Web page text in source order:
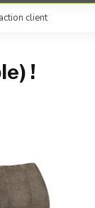
client
!